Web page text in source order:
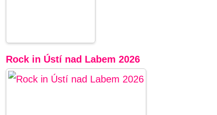
Rock in Ústí nad Labem 2026